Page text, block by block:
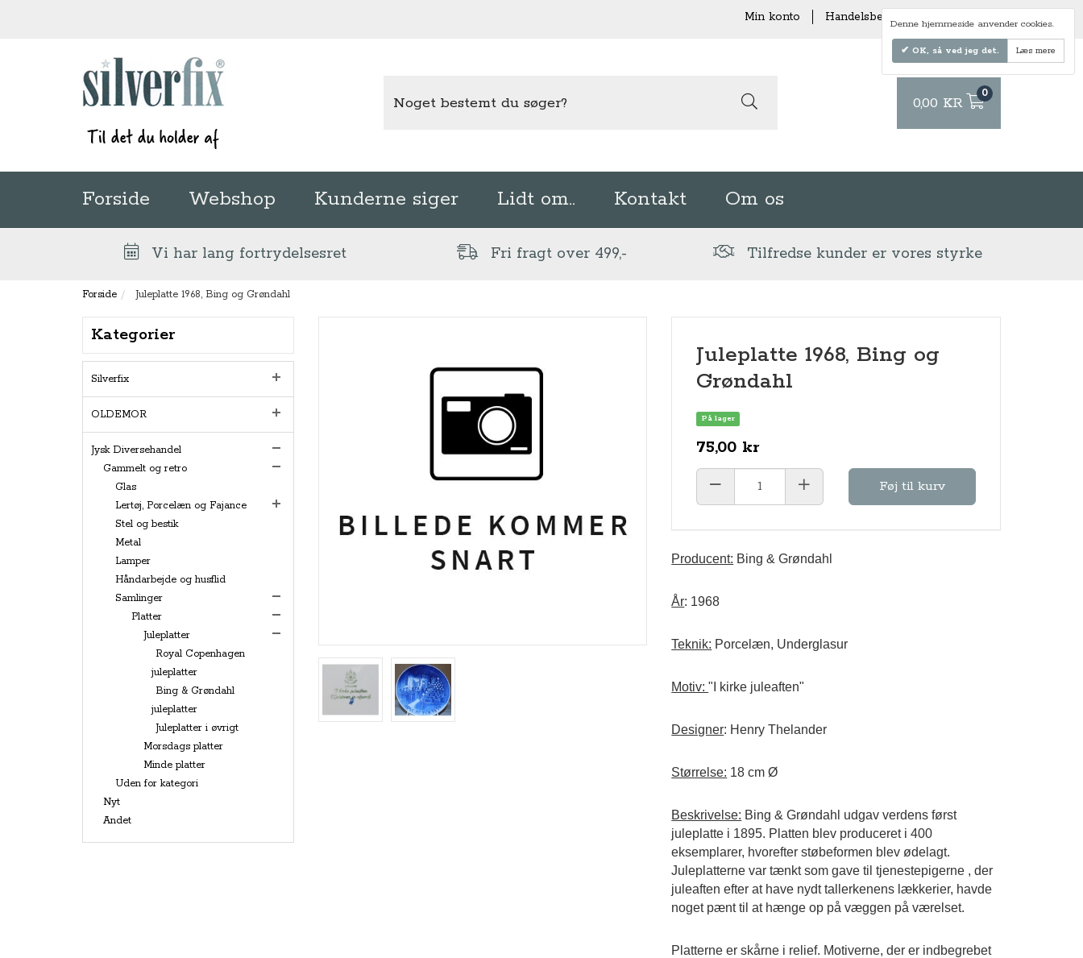
Min konto Handelsbetingelser
0,00 KR
0
Forside Webshop Kunderne siger Lidt om.. Kontakt Om os
Vi har lang fortrydelsesret Fri fragt over 499,- Tilfredse kunder er vores styrke
Forside Juleplatte 1968, Bing og Grøndahl
Kategorier
Silverfix
OLDEMOR
Jysk Diversehandel
Gammelt og retro
Glas
Lertøj, Porcelæn og Fajance
Stel og bestik
Metal
Lamper
Håndarbejde og husflid
Samlinger
Platter
Juleplatter
Royal Copenhagen
juleplatter
Bing & Grøndahl
juleplatter
Juleplatter i øvrigt
Morsdags platter
Minde platter
Uden for kategori
Nyt
Andet
Juleplatte 1968, Bing og
Grøndahl
På lager
75,00 kr
Føj til kurv
Producent: Bing & Grøndahl
År: 1968
Teknik: Porcelæn, Underglasur
Motiv:"I kirke juleaften"
Designer: Henry Thelander
Størrelse: 18 cm Ø
Beskrivelse: Bing & Grøndahl udgav verdens først
juleplatte i 1895. Platten blev produceret i 400
eksemplarer, hvorefter støbeformen blev ødelagt.
Juleplatterne var tænkt som gave til tjenestepigerne , der
juleaften efter at have nydt tallerkenens lækkerier, havde
noget pænt til at hænge op på væggen på værelset.
Platterne er skårne i relief. Motiverne, der er indbegrebet
Denne hjemmeside anvender cookies.
OK, så ved jeg det. Læs mere